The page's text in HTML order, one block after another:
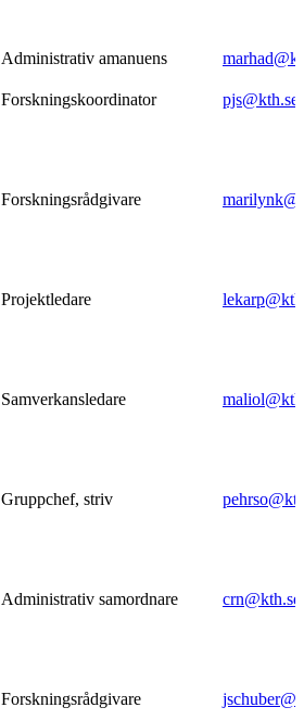
Administrativ amanuens
Forskningskoordinator pjs@kth.se
Forskningsrådgivare
Projektledare
Samverkansledare
Gruppchef, striv
Administrativ samordnare crn@kth.se
Forskningsrådgivare